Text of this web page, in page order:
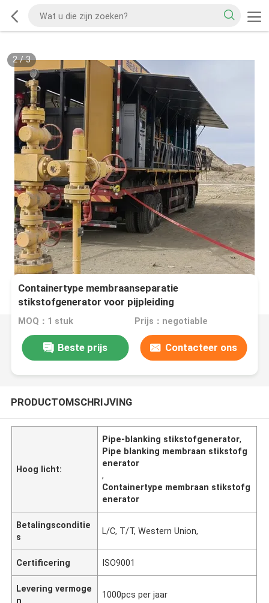
2/3
Containertype membraanseparatie
stikstofgenerator voor pijpleiding
MOQ：1 stuk Prijs：negotiable
Beste prijs Contacteer ons
PRODUCTOMSCHRIJVING
Hoog licht:
Pipe-blanking stikstofgenerator,
Pipe blanking membraan stikstofg
enerator
,
Containertype membraan stikstofg
enerator
Betalingsconditie
s
L/C, T/T, Western Union,
Certificering ISO9001
Levering vermoge
n
1000pcs per jaar